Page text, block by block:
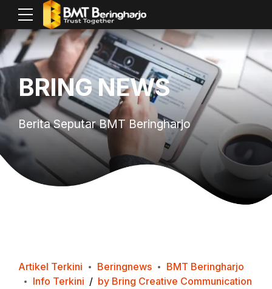
BRING NEWS
Berita Seputar BMT Beringharjo
Artikel Terkini Beringnews
BMT Beringharjo
Info Terkini
by Bring Creative Communication